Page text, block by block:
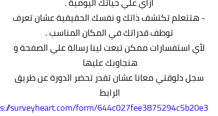
تكتشف ذاتك و نفسك الحقيقية عشان تعرف
توظف قدراتك في المكان المناسب .
استفسارات ممكن تبعت لينا رسالة علي الصفحة و
هنجاوبك عليها
دلوقتي معانا عشان تقدر تحضر الدورة عن طريق
الرابط
https://surveyheart.com/form/